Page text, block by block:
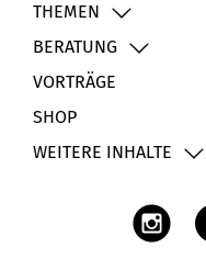
THEMEN
BERATUNG
VORTRÄGE
SHOP
WEITERE INHALTE